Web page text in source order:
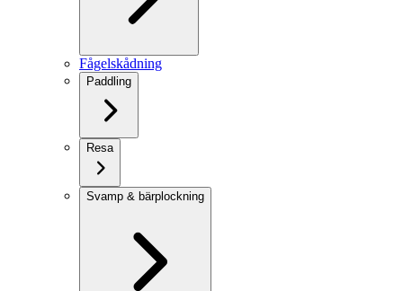
Fågelskådning
Paddling
Resa
Svamp & bärplockning